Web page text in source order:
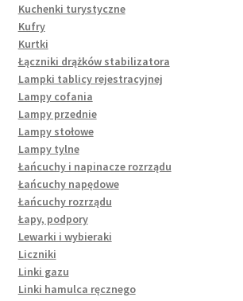
Kuchenki turystyczne
Kufry
Kurtki
Łączniki drążków stabilizatora
Lampki tablicy rejestracyjnej
Lampy cofania
Lampy przednie
Lampy stołowe
Lampy tylne
Łańcuchy i napinacze rozrządu
Łańcuchy napędowe
Łańcuchy rozrządu
Łapy, podpory
Lewarki i wybieraki
Liczniki
Linki gazu
Linki hamulca ręcznego